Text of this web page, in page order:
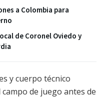
a Colombia para
de Coronel Oviedo y
y cuerpo técnico
de juego antes de